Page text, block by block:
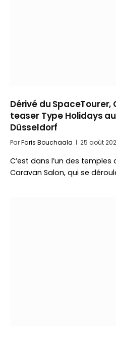
Dérivé du
teaser Type Holidays
Düsseldorf
ParFaris Bouchaala 25 août
C’est dans l’un des temples
Caravan Salon, qui se